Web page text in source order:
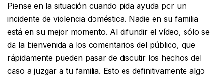
Piense en la situación cuando pida ayuda por un
incidente de violencia doméstica. Nadie en su familia
está en su mejor momento. Al difundir el vídeo, sólo se
da la bienvenida a los comentarios del público, que
rápidamente pueden pasar de discutir los hechos del
caso a juzgar a tu familia. Esto es definitivamente algo